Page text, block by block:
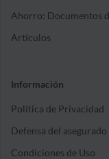
Ahorro: Documentos
Artículos
Información
Política de Privacidad
Defensa del asegurado
Condiciones de Uso